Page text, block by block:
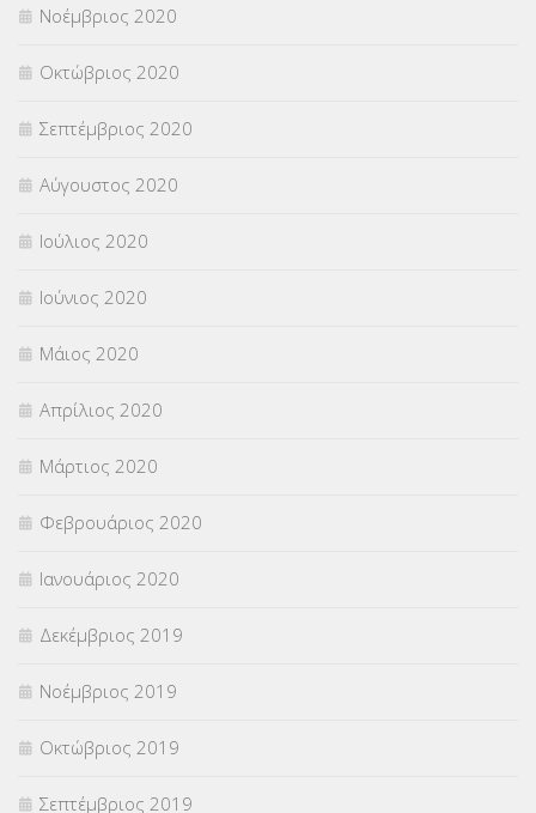
Νοέμβριος 2020
Οκτώβριος 2020
Σεπτέμβριος 2020
Αύγουστος 2020
Ιούλιος 2020
Ιούνιος 2020
Μάιος 2020
Απρίλιος 2020
Μάρτιος 2020
Φεβρουάριος 2020
Ιανουάριος 2020
Δεκέμβριος 2019
Νοέμβριος 2019
Οκτώβριος 2019
Σεπτέμβριος 2019